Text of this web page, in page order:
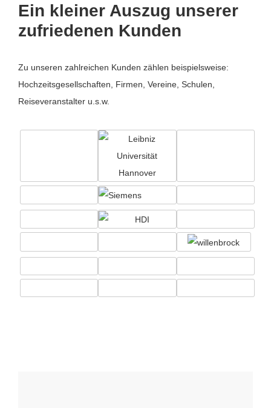
Ein kleiner Auszug unserer
zufriedenen Kunden
Zu unseren zahlreichen Kunden zählen beispielsweise:
Hochzeitsgesellschaften, Firmen, Vereine, Schulen,
Reiseveranstalter u.s.w.